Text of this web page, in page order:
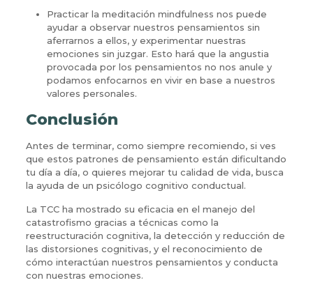
Practicar la meditación mindfulness nos puede
ayudar a observar nuestros pensamientos sin
aferrarnos a ellos, y experimentar nuestras
emociones sin juzgar. Esto hará que la angustia
provocada por los pensamientos no nos anule y
podamos enfocarnos en vivir en base a nuestros
valores personales.
Conclusión
Antes de terminar, como siempre recomiendo, si ves
que estos patrones de pensamiento están dificultando
tu día a día, o quieres mejorar tu calidad de vida, busca
la ayuda de un psicólogo cognitivo conductual.
La TCC ha mostrado su eficacia en el manejo del
catastrofismo gracias a técnicas como la
reestructuración cognitiva, la detección y reducción de
las distorsiones cognitivas, y el reconocimiento de
cómo interactúan nuestros pensamientos y conducta
con nuestras emociones.